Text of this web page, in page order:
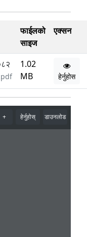
फाईलको
साइज
एक्सन
1.02
MB
हेर्नुहोस